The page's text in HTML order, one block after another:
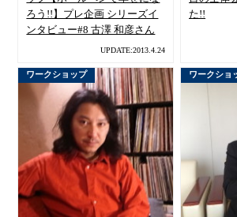
ろう!!】プレ企画 シリーズイ
ンタビュー#8 古澤 和彦さん
UPDATE:2013.4.24
た!!
ワークショップ ワークショ